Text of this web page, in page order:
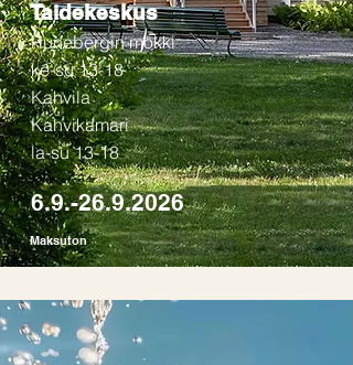
Taidekeskus
Runebergin mökki
ke-su 13-18
Kahvila
Kahvikamari
la-su 13-18
6.9.-26.9.2026
Maksuton